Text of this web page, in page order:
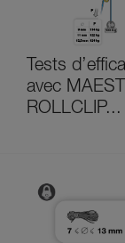
Tests
avec
ROLLCLIP...